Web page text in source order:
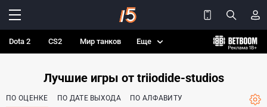
Dota 2 CS2 Мир танков Еще
Лучшие игры от triiodide-studios
ПО ОЦЕНКЕ ПО ДАТЕ ВЫХОДА ПО АЛФАВИТУ